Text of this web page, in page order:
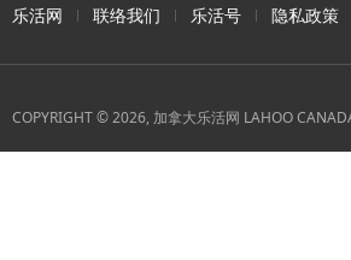
乐活网 联络我们 乐活号 隐私政策
COPYRIGHT © 2026, 加拿大乐活网 LAHOO